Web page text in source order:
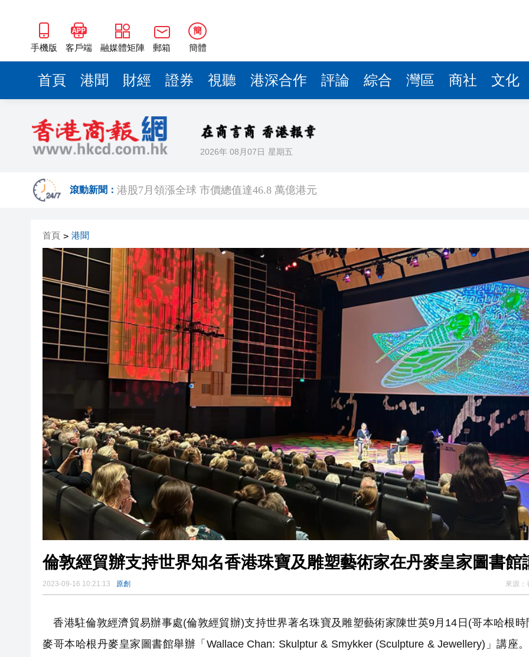
手機版 客戶端 融媒體矩陣 郵箱
簡
簡體
首頁 港聞 財經 證券 視聽 港深合作 評論 綜合 灣區 商社 文化
2026年 08月07日 星期五
滾動新聞： 港股7月領漲全球 市價總值達‌46.8 萬億港元
王興興：宇樹科技將探索更多產品形態
西區四旬婦墮假冒內地官員騙案 損失6894萬元
有片｜【港校會客廳】對話陳頌瑛：以傳統文化底色擁抱 AI 藝術新發展
陳家齊：港投11家被投企業已在港上市 逾30家排隊申請IPO
首頁 > 港聞
倫敦經貿辦支持世界知名香港珠寶及雕塑藝術家在丹麥皇家圖書館
2023-09-16 10:21:13 原創 來源：
香港駐倫敦經濟貿易辦事處(倫敦經貿辦)支持世界著名珠寶及雕塑藝術家陳世英9月14日(哥本哈根時
麥哥本哈根丹麥皇家圖書館舉辦「Wallace Chan: Skulptur & Smykker (Sculpture & Jewellery)」講座